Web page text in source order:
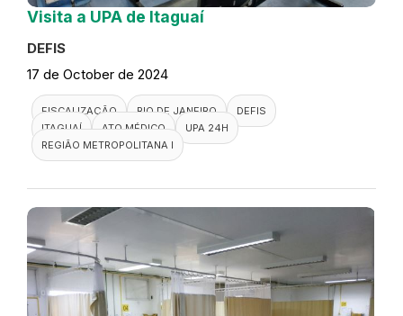
Visita a UPA de Itaguaí
DEFIS
17 de October de 2024
FISCALIZAÇÃO RIO DE JANEIRO
DEFIS
ITAGUAÍ
ATO MÉDICO
UPA 24H
REGIÃO METROPOLITANA I